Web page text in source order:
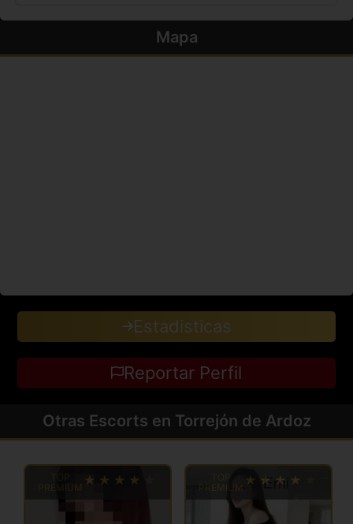
Mapa
Estadisticas
Reportar Perfil
Otras Escorts en Torrejón de Ardoz
TOP
PREMIUM